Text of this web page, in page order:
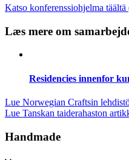
Katso konferenssiohjelma
Læs mere om
Residencies innenfor
Lue Norwegian Craftsin
Lue Tanskan taiderahaston
Handmade